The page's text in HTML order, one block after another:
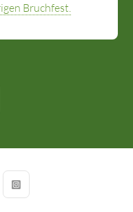
Bruchfest.